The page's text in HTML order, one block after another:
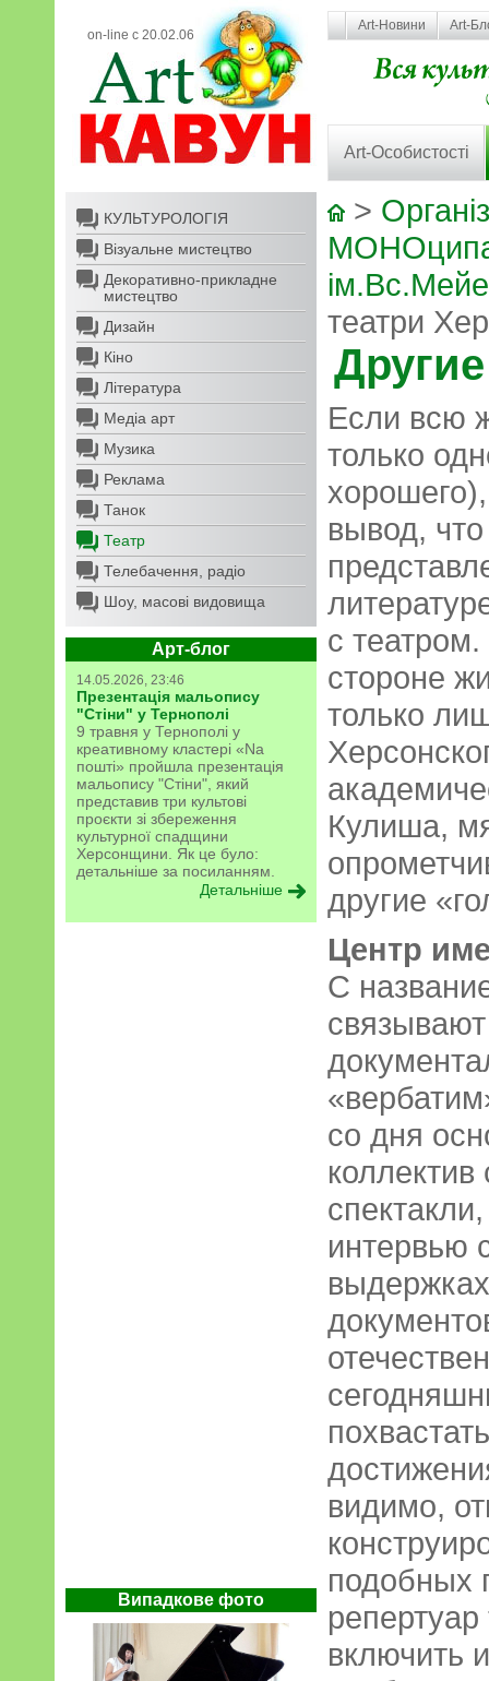
on-line с 20.02.06
Art-Новини Art-
Art-Особистості
КУЛЬТУРОЛОГІЯ
Візуальне мистецтво
Декоративно-прикладне
мистецтво
Дизайн
Кіно
Література
Медіа арт
Музика
Реклама
Танок
Театр
Телебачення, радіо
Шоу, масові видовища
Арт-блог
14.05.2026, 23:46
Презентація мальопису
"Стіни" у Тернополі
9 травня у Тернополі у
креативному кластері «Na
пошті» пройшла презентація
мальопису "Стіни", який
представив три культові
проєкти зі збереження
культурної спадщини
Херсонщини. Як це було:
детальніше за посиланням.
Детальніше
Випадкове фото
>
театри
Если всю
только
вывод,
с
стороне
только
Кулиша,
другие
Центр
С
со дня
интервью
видимо,
подобных
включить